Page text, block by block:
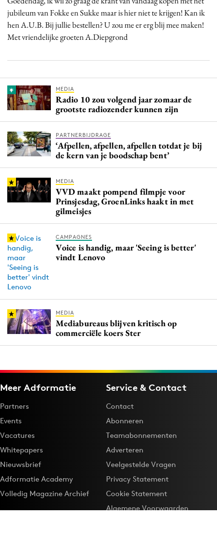
jubileum van Fokke en Sukke maar is hier niet te krijgen! Kan ik
hen A.U.B. Bij jullie bestellen? U zou me er erg blij mee maken!
Met vriendelijke groeten A.Diepgrond
MEDIA
Radio 10 zou volgend jaar zomaar de
grootste radiozender kunnen zijn
PARTNERBIJDRAGE
‘Afpellen, afpellen, afpellen totdat je bij
de kern van je boodschap bent’
MEDIA
VVD maakt pompend filmpje voor
Prinsjesdag, GroenLinks haakt in met
gilmeisjes
CAMPAGNES
Voice is handig, maar 'Seeing is better'
vindt Lenovo
MEDIA
Mediabureaus blijven kritisch op
commerciële koers Ster
Meer Adformatie
Partners
Events
Vacatures
Whitepapers
Nieuwsbrief
Adformatie Academy
Volledig Magazine Archief
Service & Contact
Contact
Abonneren
Teamabonnementen
Adverteren
Veelgestelde Vragen
Privacy Statement
Cookie Statement
Algemene Voorwaarden